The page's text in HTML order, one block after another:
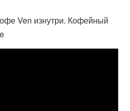
Ven изнутри. Кофейный